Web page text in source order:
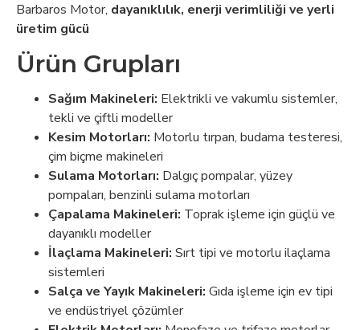
Barbaros Motor, dayanıklılık, enerji verimliliği ve yerli
üretim gücü
Ürün Grupları
Sağım Makineleri: Elektrikli ve vakumlu sistemler,
tekli ve çiftli modeller
Kesim Motorları: Motorlu tırpan, budama testeresi,
çim biçme makineleri
Sulama Motorları: Dalgıç pompalar, yüzey
pompaları, benzinli sulama motorları
Çapalama Makineleri: Toprak işleme için güçlü ve
dayanıklı modeller
İlaçlama Makineleri: Sırt tipi ve motorlu ilaçlama
sistemleri
Salça ve Yayık Makineleri: Gıda işleme için ev tipi
ve endüstriyel çözümler